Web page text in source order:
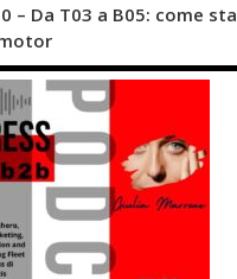
– Da T03 a B05: come sta